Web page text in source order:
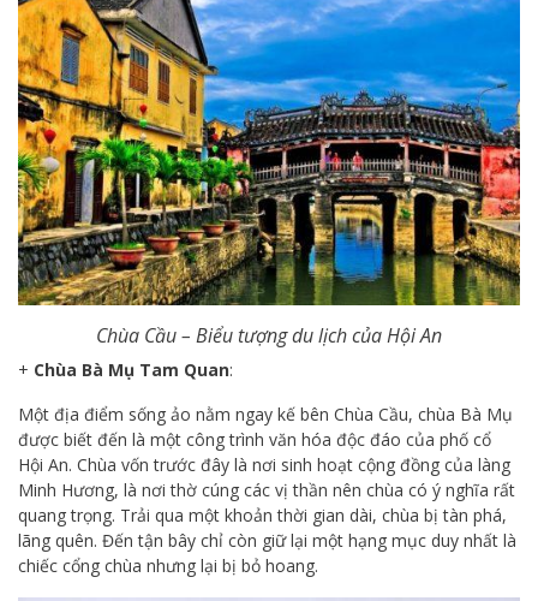
Chùa Cầu – Biểu tượng du lịch của Hội An
+ Chùa Bà Mụ Tam Quan:
Một địa điểm sống ảo nằm ngay kế bên Chùa Cầu, chùa Bà Mụ
được biết đến là một công trình văn hóa độc đáo của phố cổ
Hội An. Chùa vốn trước đây là nơi sinh hoạt cộng đồng của làng
Minh Hương, là nơi thờ cúng các vị thần nên chùa có ý nghĩa rất
quang trọng. Trải qua một khoản thời gian dài, chùa bị tàn phá,
lãng quên. Đến tận bây chỉ còn giữ lại một hạng mục duy nhất là
chiếc cổng chùa nhưng lại bị bỏ hoang.